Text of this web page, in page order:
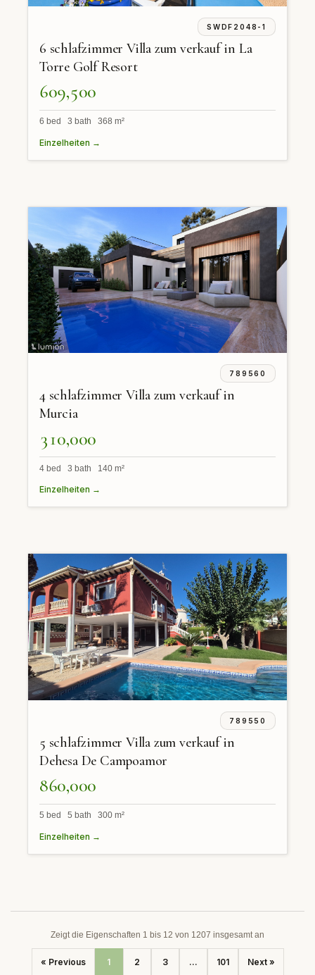
SWDF2048-1
6 schlafzimmer Villa zum verkauf in La
Torre Golf Resort
609,500
6 bed 3 bath 368 m²
Einzelheiten →
789560
4 schlafzimmer Villa zum verkauf in
Murcia
310,000
4 bed 3 bath 140 m²
Einzelheiten →
789550
5 schlafzimmer Villa zum verkauf in
Dehesa De Campoamor
860,000
5 bed 5 bath 300 m²
Einzelheiten →
Zeigt die Eigenschaften 1 bis 12 von 1207 insgesamt an
« Previous 1 2 3 ... 101 Next »